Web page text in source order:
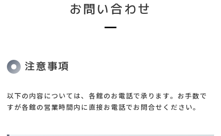
お問い合わせ
注意事項
以下の内容については、各館のお電話で承ります。お手数で
すが各館の営業時間内に直接お電話でお問合せください。